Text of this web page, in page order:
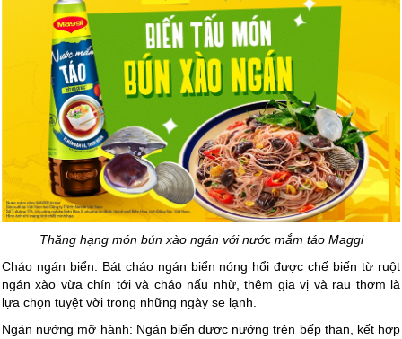
Thăng hạng món bún xào ngán với nước mắm táo Maggi
Cháo ngán biển: Bát cháo ngán biển nóng hổi được chế biến từ ruột
ngán xào vừa chín tới và cháo nấu nhừ, thêm gia vị và rau thơm là
lựa chọn tuyệt vời trong những ngày se lạnh.
Ngán nướng mỡ hành: Ngán biển được nướng trên bếp than, kết hợp